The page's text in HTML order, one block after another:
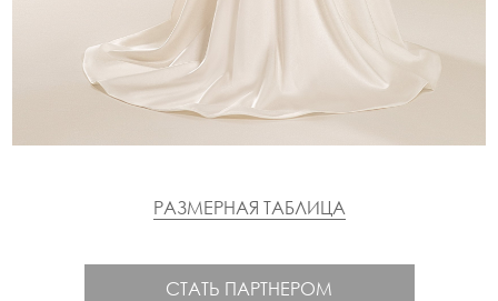
РАЗМЕРНАЯ ТАБЛИЦА
СТАТЬ ПАРТНЕРОМ